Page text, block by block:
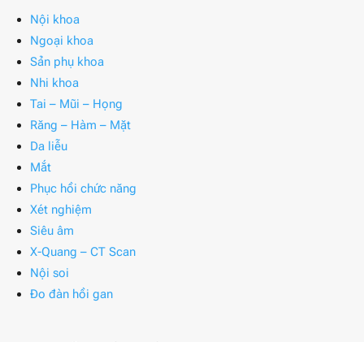
Nội khoa
Ngoại khoa
Sản phụ khoa
Nhi khoa
Tai – Mũi – Họng
Răng – Hàm – Mặt
Da liễu
Mắt
Phục hồi chức năng
Xét nghiệm
Siêu âm
X-Quang – CT Scan
Nội soi
Đo đàn hồi gan